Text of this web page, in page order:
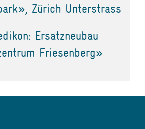
Zürich Unterstrass
Ersatzneubau
Friesenberg»